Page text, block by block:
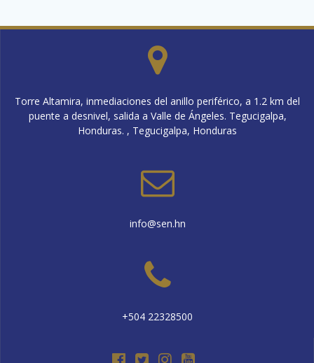
Torre Altamira, inmediaciones del anillo periférico, a 1.2 km del
puente a desnivel, salida a Valle de Ángeles. Tegucigalpa,
Honduras. , Tegucigalpa, Honduras
info@sen.hn
+504 22328500